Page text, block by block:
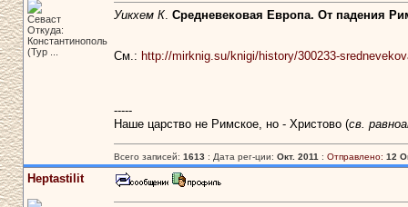
Севаст
Откуда:
Константинополь
(Тур ...
Уикхем К. Средневековая Европа. От падения
См.: http://mirknig.su/knigi/history/300233-
-----
Наше царство не Римское, но - Христово (св.
Всего записей: 1613: Дата рег-ции: Окт. 2011 : Отправлено: 12
Heptastilit